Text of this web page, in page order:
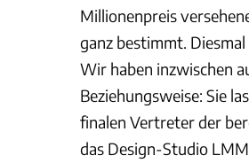
Millionenpreis
ganz bestimmt.
Wir haben inzwischen
Beziehungsweise: Sie
finalen Vertreter der
das Design-Studio